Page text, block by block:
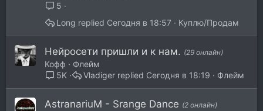
5
Куплю/Продам
Сегодня в 18:57
Long
Нейросети пришли и к нам. (29 онлайн)
Кофф
Флейм
5K
Флейм
Сегодня в 18:19
Vladiger
AstranariuM - Srange Dance (2 онлайн)